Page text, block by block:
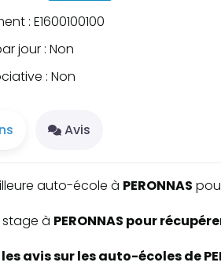
: E1600100100
jour : Non
: Non
Avis
auto-école à PERONNAS
à PERONNAS pour
les avis sur les auto-écoles de